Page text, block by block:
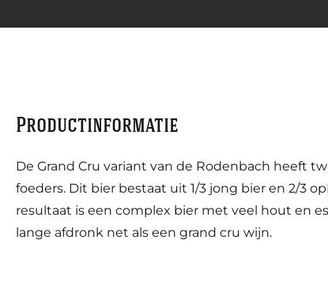
Productinformatie
De Grand Cru variant van de Rodenbach heeft
foeders. Dit bier bestaat uit 1/3 jong bier en 2/3
resultaat is een complex bier met veel hout en
lange afdronk net als een grand cru wijn.